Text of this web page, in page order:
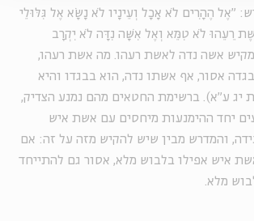
"אֶל הֶהָרִים לֹא אָכָל וְעֵינָיו לֹא נָשָׂא אֶל גִּלּוּלֵי
רֵעֵהוּ לֹא טִמֵּא וְאֶל אִשָּׁה נִדָּה לֹא יִקְרָב
יח, 6) – מקיש אשה נדה לאשת רעהו. מה אשת רעהו,
אסור, אף אשתו נדה, הוא בבגדו והיא
יג ע"א). ברשימת החטאים מהם נמנע הצדיק,
יחד ההימנעות מיחסים עם אשת איש
והמדרש מבין שיש להקיש מזה על זה: אם
איש אפילו בלבוש מלא, אסור גם להתייחד
מלא.